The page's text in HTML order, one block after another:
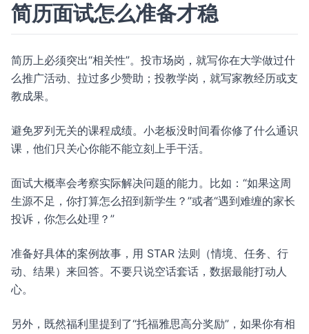
简历面试怎么准备才稳
简历上必须突出“相关性”。投市场岗，就写你在大学做过什
么推广活动、拉过多少赞助；投教学岗，就写家教经历或支
教成果。
避免罗列无关的课程成绩。小老板没时间看你修了什么通识
课，他们只关心你能不能立刻上手干活。
面试大概率会考察实际解决问题的能力。比如：“如果这周
生源不足，你打算怎么招到新学生？”或者“遇到难缠的家长
投诉，你怎么处理？”
准备好具体的案例故事，用 STAR 法则（情境、任务、行
动、结果）来回答。不要只说空话套话，数据最能打动人
心。
另外，既然福利里提到了“托福雅思高分奖励”，如果你有相